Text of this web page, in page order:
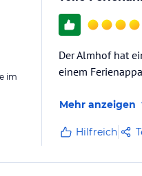
Hoteliers-/
HolidayCheck. Bitte lies vor
im
Der Almhof hat
einem
Mehr anzeigen
Hilfreich